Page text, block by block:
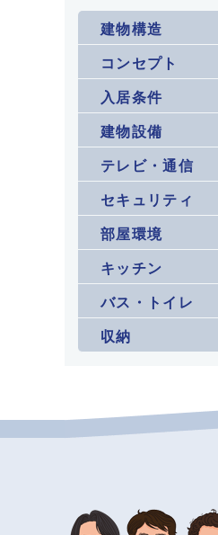
建物構造
コンセプト
入居条件
建物設備
テレビ・通信
セキュリティ
部屋環境
キッチン
バス・トイレ
収納